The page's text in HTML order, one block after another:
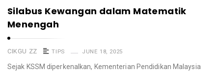
Silabus Kewangan dalam Matematik
Menengah
CIKGU ZZ TIPS JUNE 18, 2025
Sejak KSSM diperkenalkan, Kementerian Pendidikan Malaysia